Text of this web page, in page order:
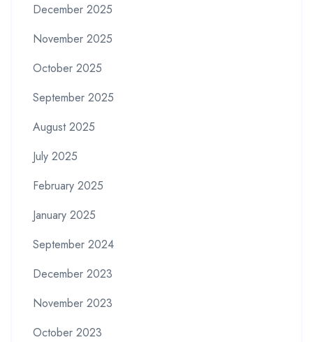
December 2025
November 2025
October 2025
September 2025
August 2025
July 2025
February 2025
January 2025
September 2024
December 2023
November 2023
October 2023